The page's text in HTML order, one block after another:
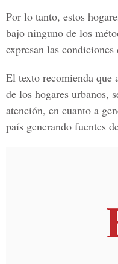
Por lo tanto, estos
bajo ninguno de los
expresan las
El texto recomienda que
de los hogares urbanos,
atención, en cuanto a
país generando fuentes